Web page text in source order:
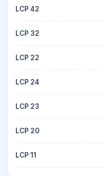
LCP 42
LCP 32
LCP 22
LCP 24
LCP 23
LCP 20
LCP 11